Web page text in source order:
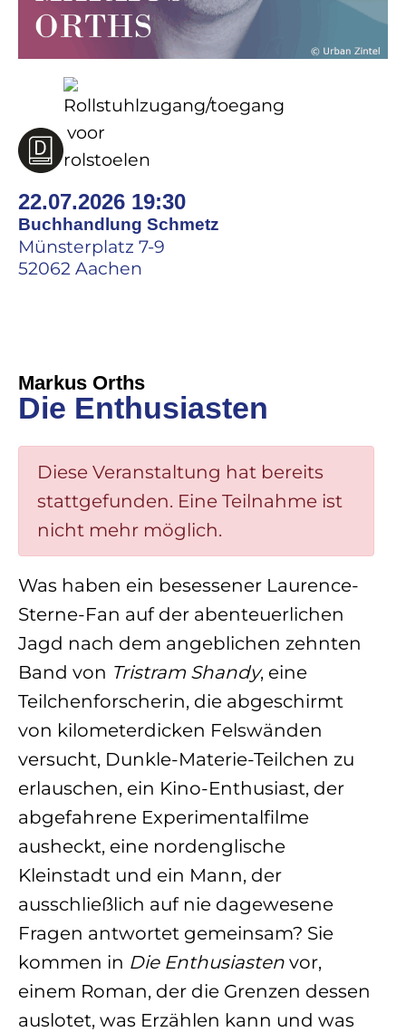
22.07.2026 19:30
Buchhandlung Schmetz
Münsterplatz 7-9
52062 Aachen
Markus Orths
Die Enthusiasten
Diese Veranstaltung hat bereits
stattgefunden. Eine Teilnahme ist
nicht mehr möglich.
Was haben ein besessener Laurence-
Sterne-Fan auf der abenteuerlichen
Jagd nach dem angeblichen zehnten
Band von Tristram Shandy, eine
Teilchenforscherin, die abgeschirmt
von kilometerdicken Felswänden
versucht, Dunkle-Materie-Teilchen zu
erlauschen, ein Kino-Enthusiast, der
abgefahrene Experimentalfilme
ausheckt, eine nordenglische
Kleinstadt und ein Mann, der
ausschließlich auf nie dagewesene
Fragen antwortet gemeinsam? Sie
kommen in Die Enthusiasten vor,
einem Roman, der die Grenzen dessen
auslotet, was Erzählen kann und was